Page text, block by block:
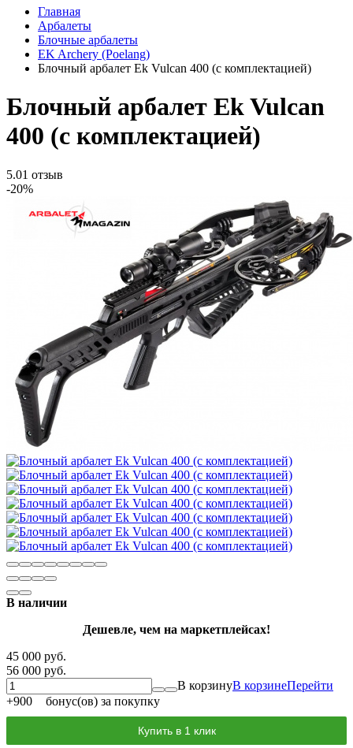
Главная
Арбалеты
Блочные арбалеты
EK Archery (Poelang)
Блочный арбалет Ek Vulcan 400 (c комплектацией)
Блочный арбалет Ek Vulcan
400 (c комплектацией)
5.01 отзыв
-20%
В наличии
Дешевле, чем на маркетплейсах!
45 000 руб.
56 000 руб.
В корзинуВ корзинеПерейти
+900 бонус(ов) за покупку
Купить в 1 клик